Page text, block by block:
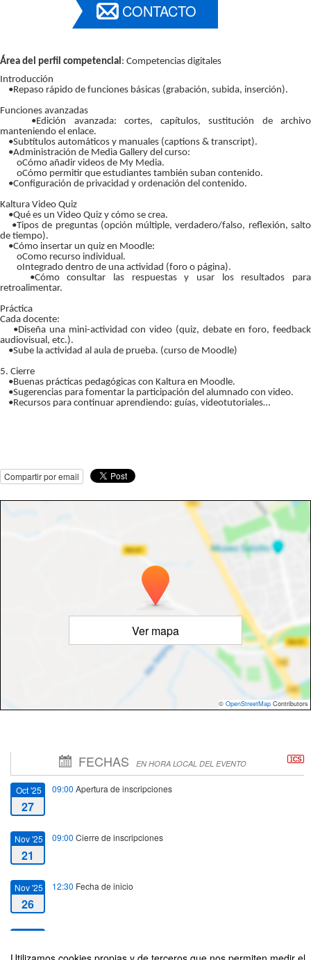
CONTACTO
Área del perfil competencial: Competencias digitales
Introducción
•Repaso rápido de funciones básicas (grabación, subida, inserción).
Funciones avanzadas
•Edición avanzada: cortes, capítulos, sustitución de archivo
manteniendo el enlace.
•Subtítulos automáticos y manuales (captions & transcript).
•Administración de Media Gallery del curso:
oCómo añadir videos de My Media.
oCómo permitir que estudiantes también suban contenido.
•Configuración de privacidad y ordenación del contenido.
Kaltura Video Quiz
•Qué es un Video Quiz y cómo se crea.
•Tipos de preguntas (opción múltiple, verdadero/falso, reflexión, salto
de tiempo).
•Cómo insertar un quiz en Moodle:
oComo recurso individual.
oIntegrado dentro de una actividad (foro o página).
•Cómo consultar las respuestas y usar los resultados para
retroalimentar.
Práctica
Cada docente:
•Diseña una mini-actividad con video (quiz, debate en foro, feedback
audiovisual, etc.).
•Sube la actividad al aula de prueba. (curso de Moodle)
5. Cierre
•Buenas prácticas pedagógicas con Kaltura en Moodle.
•Sugerencias para fomentar la participación del alumnado con video.
•Recursos para continuar aprendiendo: guías, videotutoriales…
Compartir por email
Ver mapa
© OpenStreetMap Contributors
FECHAS EN HORA LOCAL DEL EVENTO
Oct '25
27
09:00 Apertura de inscripciones
Nov '25
21
09:00 Cierre de inscripciones
Nov '25
26
12:30 Fecha de inicio
26